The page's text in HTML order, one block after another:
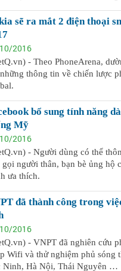
sẽ ra mắt 2 điện thoại
2016
- Theo PhoneArena,
thông tin về chiến lược
bổ sung tính năng
Mỹ
2016
- Người dùng có thể
gọi người thân, bạn bè ủng hộ
ưa thích.
đã thành công trong
2016
- VNPT đã nghiên cứu
Wifi và thử nghiệm phủ sóng
Ninh, Hà Nội, Thái Nguyên …